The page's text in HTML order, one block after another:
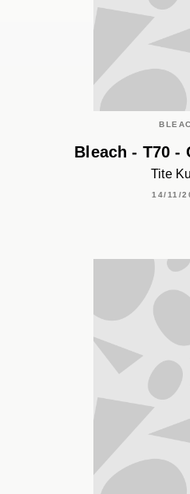
Bleach - T70 -
Tite
14/11/